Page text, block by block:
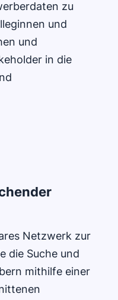
zu
und
und
in die
Netzwerk zur
die Suche und
mithilfe einer